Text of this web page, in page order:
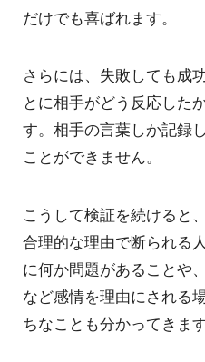
だけでも喜ばれます。
さらには、失敗しても成
とに相手がどう反応した
す。相手の言葉しか記録
ことができません。
こうして検証を続けると
合理的な理由で断られる
に何か問題があることや
など感情を理由にされる
ちなことも分かってきます